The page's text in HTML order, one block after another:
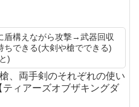
盾構えながら攻撃→武器回収
ちできる(大剣や槍でできる)
)
、両手剣のそれぞれの使い
ィアーズオブザキングダ